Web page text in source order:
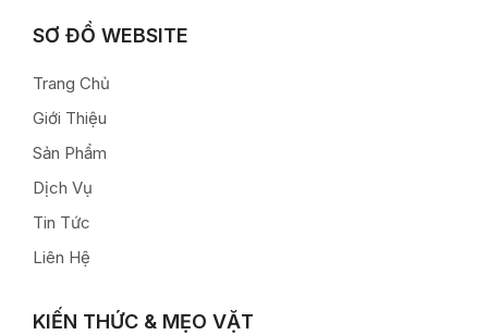
SƠ ĐỒ WEBSITE
Trang Chủ
Giới Thiệu
Sản Phẩm
Dịch Vụ
Tin Tức
Liên Hệ
KIẾN THỨC & MẸO VẶT